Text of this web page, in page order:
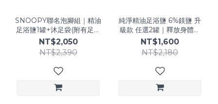
SNOOPY聯名泡腳組｜精油
足浴鹽1罐+沐足袋(附有足底
按摩板)｜居家SPA保養｜好
收納取代泡腳桶
NT$2,050
NT$2,390
純淨精油足浴鹽 6%鎂鹽 升
級款 任選2罐｜釋放身體疲
勞｜居家SPA泡腳｜中醫師
芳療師養生推薦
NT$1,600
NT$2,180